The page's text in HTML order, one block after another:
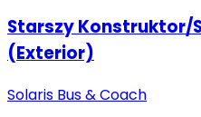
Starszy Konstruktor/
(Exterior)
Solaris Bus & Coach